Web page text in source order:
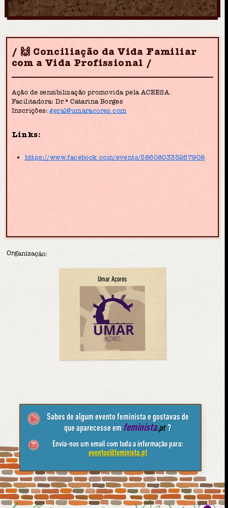
🙌 Conciliação da Vida Familiar
com a Vida Profissional
Ação de sensibilização promovida pela ACEESA.
Facilitadora: Dr.ª Catarina Borges
Inscrições:geral@umaracores.com
Links:
https://www.facebook.com/events/586080335267908
Organização:
Umar Açores
Sabes de algum evento feminista e gostavas de
que aparecesse em feminista.pt ?
Envia-nos um email com toda a informação para:
eventos@feminista.pt